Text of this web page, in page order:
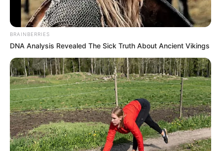
BRAINBERRIES
DNA Analysis Revealed The Sick Truth About Ancient Vikings